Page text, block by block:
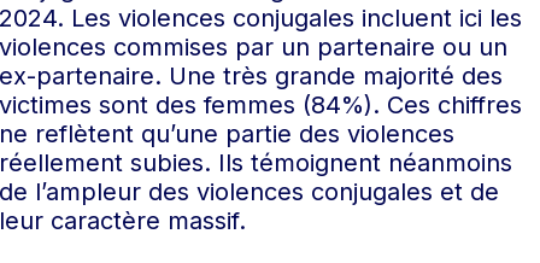
Les violences conjugales incluent ici les
commises par un partenaire ou un
partenaire. Une très grande majorité des
sont des femmes (84%). Ces chiffres
reflètent qu’une partie des violences
subies. Ils témoignent néanmoins
l’ampleur des violences conjugales et de
caractère massif.